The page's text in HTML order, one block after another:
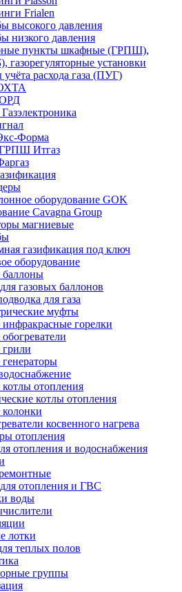
Frialen
высокого давления
низкого давления
пункты шкафные (ГРПШ),
газорегуляторные установки
расхода газа (ПУГ)
Форма
Итгаз
оборудование GOK
Cavagna Group
магниевые
газификация под ключ
оборудование
баллоны
газовых баллонов
для газа
муфты
инфракрасные горелки
грили
котлы отопления
котлы отопления
колонки
косвенного нагрева
отопления
отопления и водоснабжения
отопления и ГВС
воды
лотки
теплых полов
группы